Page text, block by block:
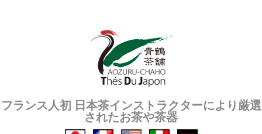
フランス人初 日本茶インストラクターにより厳選
されたお茶や茶器